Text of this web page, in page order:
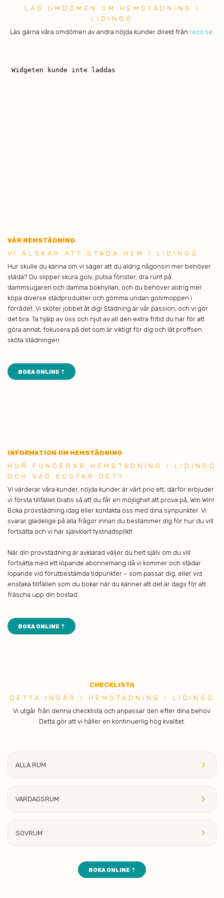
LÄS OMDÖMEN OM HEMSTÄDNING I
LIDINGÖ
Läs gärna våra omdömen av andra nöjda kunder direkt från reco.se
VÅR HEMSTÄDNING
VI ÄLSK AR ATT STÄDA HEM I LIDINGÖ
Hur skulle du känna om vi säger att du aldrig någonsin mer behöver
städa? Du slipper skura golv, putsa fönster, dra runt på
dammsugaren och damma bokhyllan, och du behöver aldrig mer
köpa diverse städprodukter och gömma undan golvmoppen i
förrådet. Vi sköter jobbet åt dig! Städning är vår passion, och vi gör
det bra. Ta hjälp av oss och njut av all den extra fritid du har för att
göra annat, fokusera på det som är viktigt för dig och låt proffsen
sköta städningen.
BOKA ONLINE ⇡
INFORMATION OM HEMSTÄDNING
HUR FU NGERAR HEMSTÄDNING I LIDINGÖ
OCH VAD KOSTAR DET?
Vi värderar våra kunder, nöjda kunder är vårt prio ett, därför erbjuder
vi första tillfället Gratis så att du får en möjlighet att prova på, Win Win!
Boka provstädning idag eller kontakta oss med dina synpunkter. Vi
svarar gladelige på alla frågor innan du bestämmer dig för hur du vill
fortsätta och vi har självklart tystnadsplikt!
När din provstädning är avklarad väljer du helt själv om du vill
fortsätta med ett löpande abonnemang då vi kommer och städar
löpande vid förutbestämda tidpunkter – som passar dig, eller vid
enstaka tillfällen som du bokar när du känner att det är dags för att
fräscha upp din bostad.
BOKA ONLINE ⇡
CHECKLISTA
DETTA INGÅR I H EMSTÄDNING I LIDINGÖ
Vi utgår från denna checklista och anpassar den efter dina behov.
Detta gör att vi håller en kontinuerlig hög kvalitet.
keyboard_arrow_right
ALLA RUM
keyboard_arrow_right
VARDAGSRUM
keyboard_arrow_right
SOVRUM
BOKA ONLINE ⇡